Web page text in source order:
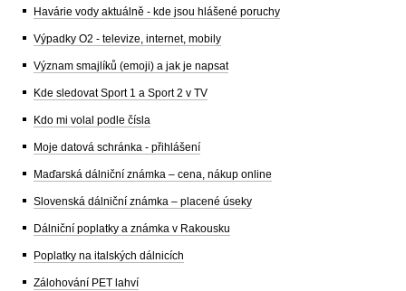
Havárie vody aktuálně - kde jsou hlášené poruchy
Výpadky O2 - televize, internet, mobily
Význam smajlíků (emoji) a jak je napsat
Kde sledovat Sport 1 a Sport 2 v TV
Kdo mi volal podle čísla
Moje datová schránka - přihlášení
Maďarská dálniční známka – cena, nákup online
Slovenská dálniční známka – placené úseky
Dálniční poplatky a známka v Rakousku
Poplatky na italských dálnicích
Zálohování PET lahví